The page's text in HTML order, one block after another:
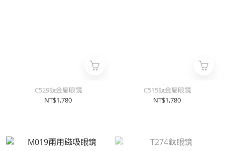
C529鈦金屬眼鏡
NT$1,780
C515鈦金屬眼鏡
NT$1,780